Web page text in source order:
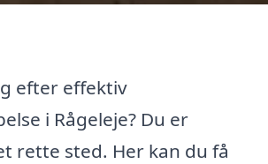
efter effektiv
i Rågeleje? Du er
rette sted. Her kan du få